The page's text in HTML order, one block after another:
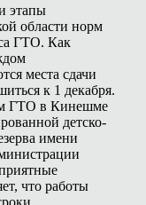
этапы
области норм
ГТО. Как
места сдачи
к 1 декабря.
ГТО в Кинешме
детско-
имени
что работы